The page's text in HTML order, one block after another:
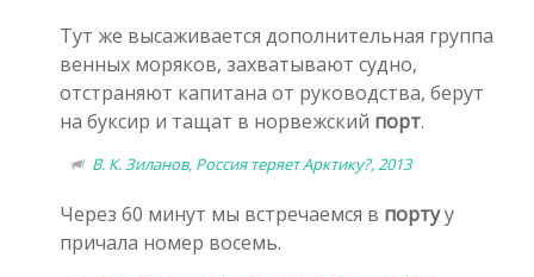
Тут же высаживается дополнительная группа
венных моряков, захватывают судно,
отстраняют капитана от руководства, берут
на буксир и тащат в норвежский порт.
В. К. Зиланов, Россия теряет Арктику?, 2013
Через 60 минут мы встречаемся в портуу
причала номер восемь.